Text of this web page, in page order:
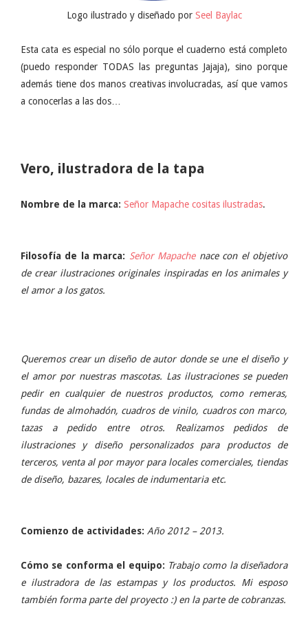
Logo ilustrado y diseñado por Seel Baylac
Esta cata es especial no sólo porque el cuaderno está completo
(puedo responder TODAS las preguntas Jajaja), sino porque
además tiene dos manos creativas involucradas, así que vamos
a conocerlas a las dos…
Vero, ilustradora de la tapa
Nombre de la marca: Señor Mapache cositas ilustradas.
Filosofía de la marca: Señor Mapachenace con el objetivo
de crear ilustraciones originales inspiradas en los animales y
el amor a los gatos.
Queremos crear un diseño de autor donde se une el diseño y
el amor por nuestras mascotas. Las ilustraciones se pueden
pedir en cualquier de nuestros productos, como remeras,
fundas de almohadón, cuadros de vinilo, cuadros con marco,
tazas a pedido entre otros. Realizamos pedidos de
ilustraciones y diseño personalizados para productos de
terceros, venta al por mayor para locales comerciales, tiendas
de diseño, bazares, locales de indumentaria etc.
Comienzo de actividades: Año 2012 – 2013.
Cómo se conforma el equipo: Trabajo como la diseñadora
e ilustradora de las estampas y los productos. Mi esposo
también forma parte del proyecto :) en la parte de cobranzas.